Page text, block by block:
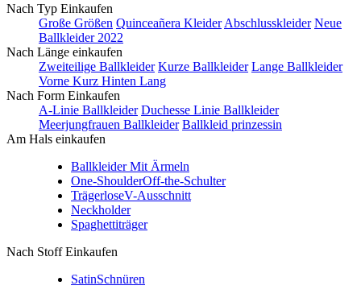
Nach Typ Einkaufen
Große Größen Quinceañera Kleider Abschlusskleider Neue
Ballkleider 2022
Nach Länge einkaufen
Zweiteilige Ballkleider Kurze Ballkleider Lange Ballkleider
Vorne Kurz Hinten Lang
Nach Form Einkaufen
A-Linie Ballkleider Duchesse Linie Ballkleider
Meerjungfrauen Ballkleider Ballkleid prinzessin
Am Hals einkaufen
Ballkleider Mit Ärmeln
One-ShoulderOff-the-Schulter
TrägerloseV-Ausschnitt
Neckholder
Spaghettiträger
Nach Stoff Einkaufen
SatinSchnüren